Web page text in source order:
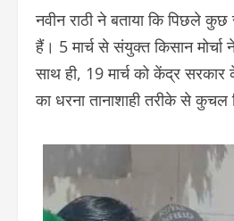
नवीन राठी ने बताया कि पिछले
हैं। 5 मार्च से संयुक्त किसान
साथ ही, 19 मार्च को केंद्र सरकार
का धरना तानाशाही तरीके से कुचल